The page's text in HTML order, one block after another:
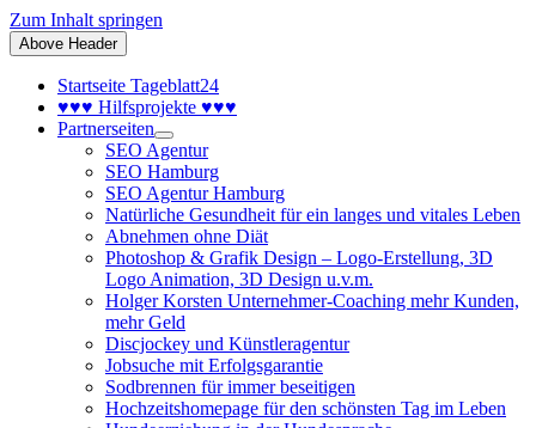
Zum Inhalt springen
Above Header
Startseite Tageblatt24
♥♥♥ Hilfsprojekte ♥♥♥
Partnerseiten
SEO Agentur
SEO Hamburg
SEO Agentur Hamburg
Natürliche Gesundheit für ein langes und vitales Leben
Abnehmen ohne Diät
Photoshop & Grafik Design – Logo-Erstellung, 3D
Logo Animation, 3D Design u.v.m.
Holger Korsten Unternehmer-Coaching mehr Kunden,
mehr Geld
Discjockey und Künstleragentur
Jobsuche mit Erfolgsgarantie
Sodbrennen für immer beseitigen
Hochzeitshomepage für den schönsten Tag im Leben